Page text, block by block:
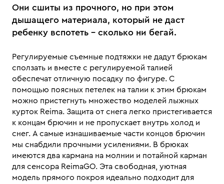
Они сшиты из прочного, но при этом
дышащего материала, который не даст
ребенку вспотеть – сколько ни бегай.
Регулируемые съемные подтяжки не дадут брюкам
сползать и вместе с регулируемой талией
обеспечат отличную посадку по фигуре. С
помощью поясных петелек на талии к этим брюкам
можно пристегнуть множество моделей лыжных
курток Reima. Защита от снега легко пристегивается
к концам брючин и не пропускает внутрь холод и
снег. А самые изнашиваемые части концов брючин
мы снабдили прочными усилениями. В брюках
имеются два кармана на молнии и потайной карман
для сенсора ReimaGO. Эта свободная, уютная
модель прямого покроя идеально подходит для